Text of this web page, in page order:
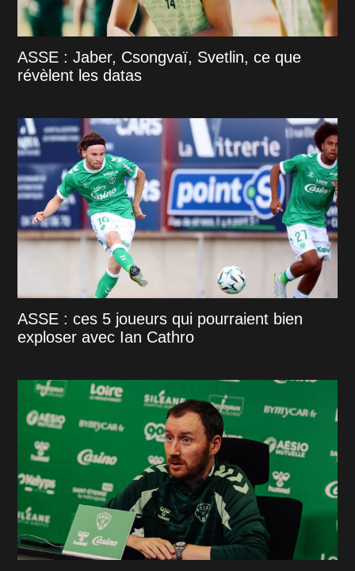
ASSE : Jaber, Csongvaï, Svetlin, ce que
révèlent les datas
ASSE : ces 5 joueurs qui pourraient bien
exploser avec Ian Cathro